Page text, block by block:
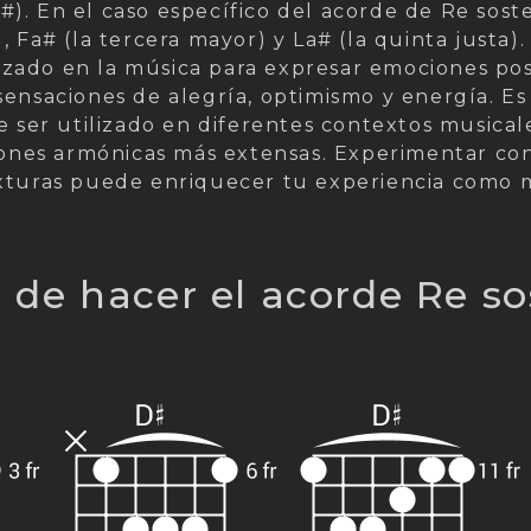
En el caso específico del acorde de Re
Fa# (la tercera mayor) y La# (la quinta
en la música para expresar emociones
de alegría, optimismo y energía.
ser utilizado en diferentes contextos
armónicas más extensas. Experimentar
puede enriquecer tu experiencia como
hacer el acorde Re